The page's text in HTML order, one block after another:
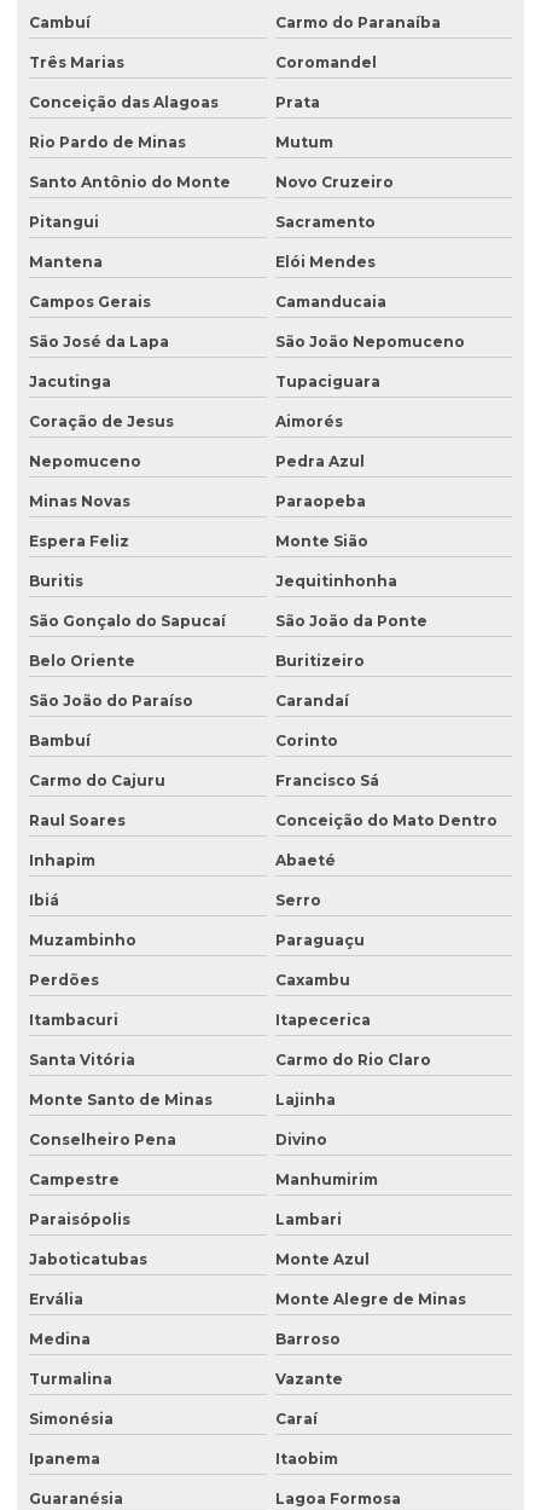
Licenciamento ambiental para empresas
Licenciamento ambiental de fábricas
Licenciamento ambiental industrial
Licenciamento ambiental para lava jatos
Licenciamento ambiental licença prévia
Licenciamento ambiental para loteamento
Licenciamento ambiental para loteamento urbano
Licenciamento ambiental para mineração
Licenciamento ambiental para movimentação de terra
Licenciamento ambiental de oficina mecânica
Licenciamento ambiental para postos de combustíveis
Licenciamento ambiental de rodovias
Licenciamento ambiental trifásico
Licenciamento ambiental em unidades de conservação
Licenciamento ambiental urbano
Monitoramento de efluentes
Monitoramento de efluentes líquidos
Passivo ambiental investigação detalhada
Perfuração de poço de monitoramento
Plano de monitoramento de efluentes
Plano de recuperação de área degradada
Plano de recuperação de área degradada pela mineração
Poço de monitoramento
Poço de monitoramento afogado
Poço de monitoramento de água subterrânea
Poço de monitoramento ambiental
Poço de monitoramento de lençol freático
Poço de monitoramento multinível
Poço de monitoramento posto de combustível
Programa de monitoramento de efluentes líquidos
Projeto recuperação de área degradada
Cambuí Carmo do Paranaíba
Três Marias Coromandel
Conceição das Alagoas Prata
Rio Pardo de Minas Mutum
Santo Antônio do Monte Novo Cruzeiro
Pitangui Sacramento
Mantena Elói Mendes
Campos Gerais Camanducaia
São José da Lapa São João Nepomuceno
Jacutinga Tupaciguara
Coração de Jesus Aimorés
Nepomuceno Pedra Azul
Minas Novas Paraopeba
Espera Feliz Monte Sião
Buritis Jequitinhonha
São Gonçalo do Sapucaí São João da Ponte
Belo Oriente Buritizeiro
São João do Paraíso Carandaí
Bambuí Corinto
Carmo do Cajuru Francisco Sá
Raul Soares Conceição do Mato Dentro
Inhapim Abaeté
Ibiá Serro
Muzambinho Paraguaçu
Perdões Caxambu
Itambacuri Itapecerica
Santa Vitória Carmo do Rio Claro
Monte Santo de Minas Lajinha
Conselheiro Pena Divino
Campestre Manhumirim
Paraisópolis Lambari
Jaboticatubas Monte Azul
Ervália Monte Alegre de Minas
Medina Barroso
Turmalina Vazante
Simonésia Caraí
Ipanema Itaobim
Guaranésia Lagoa Formosa